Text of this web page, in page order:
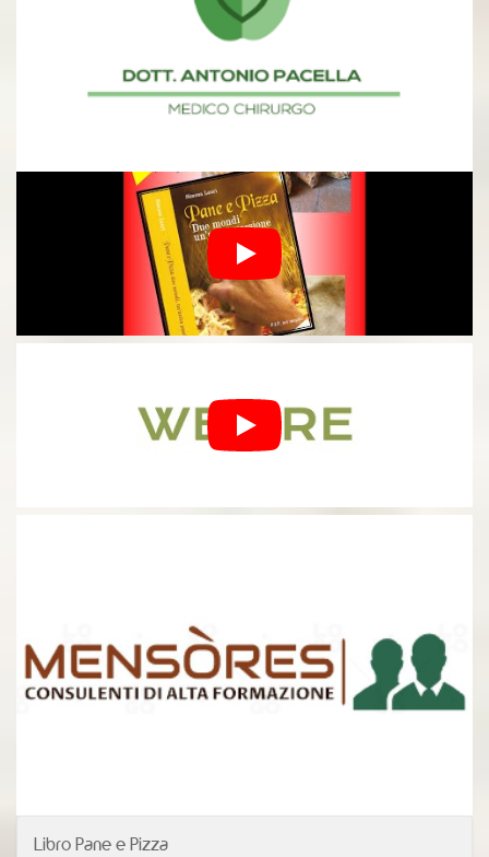
Libro Pane e Pizza